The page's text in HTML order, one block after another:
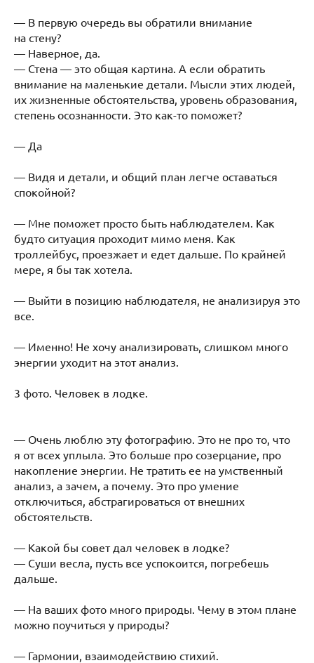
— В первую очередь вы обратили внимание
на стену?
— Наверное, да.
— Стена — это общая картина. А если обратить
внимание на маленькие детали. Мысли этих людей,
их жизненные обстоятельства, уровень образования,
степень осознанности. Это как-то поможет?
— Да
— Видя и детали, и общий план легче оставаться
спокойной?
— Мне поможет просто быть наблюдателем. Как
будто ситуация проходит мимо меня. Как
троллейбус, проезжает и едет дальше. По крайней
мере, я бы так хотела.
— Выйти в позицию наблюдателя, не анализируя это
все.
— Именно! Не хочу анализировать, слишком много
энергии уходит на этот анализ.
3 фото. Человек в лодке.
— Очень люблю эту фотографию. Это не про то, что
я от всех уплыла. Это больше про созерцание, про
накопление энергии. Не тратить ее на умственный
анализ, а зачем, а почему. Это про умение
отключиться, абстрагироваться от внешних
обстоятельств.
— Какой бы совет дал человек в лодке?
— Суши весла, пусть все успокоится, погребешь
дальше.
— На ваших фото много природы. Чему в этом плане
можно поучиться у природы?
— Гармонии, взаимодействию стихий.